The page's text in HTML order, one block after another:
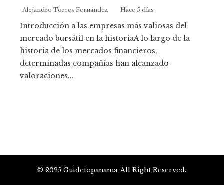
Alejandro Torres Fernández Hace 5 días
Introducción a las empresas más valiosas del
mercado bursátil en la historiaA lo largo de la
historia de los mercados financieros,
determinadas compañías han alcanzado
valoraciones...
© 2025 Guidetopanama. All Right Reserved.